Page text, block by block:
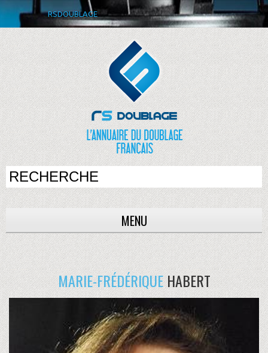
RSDOUBLAGE
MENU
MARIE-FRÉDÉRIQUEHABERT